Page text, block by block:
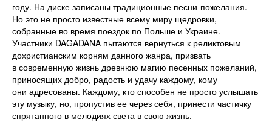
году. На диске записаны традиционные песни-пожелания.
Но это не просто известные всему миру щедровки,
собранные во время поездок по Польше и Украине.
Участники DAGADANA пытаются вернуться к реликтовым
дохристианским корням данного жанра, призвать
в современную жизнь древнюю магию песенных пожеланий,
приносящих добро, радость и удачу каждому, кому
они адресованы. Каждому, кто способен не просто услышать
эту музыку, но, пропустив ее через себя, принести частичку
спрятанного в мелодиях света в свою жизнь.